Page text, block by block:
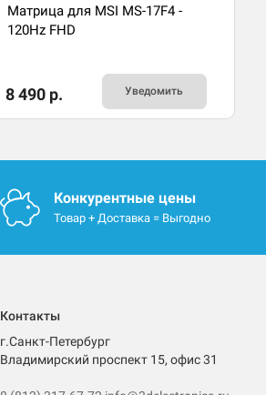
Матрица для MSI MS-17F4 -
120Hz FHD
8 490 р. Уведомить
Конкурентные цены
Товар + Доставка = Выгодно
Контакты
г.Санкт-Петербург
Владимирский проспект 15, офис 31